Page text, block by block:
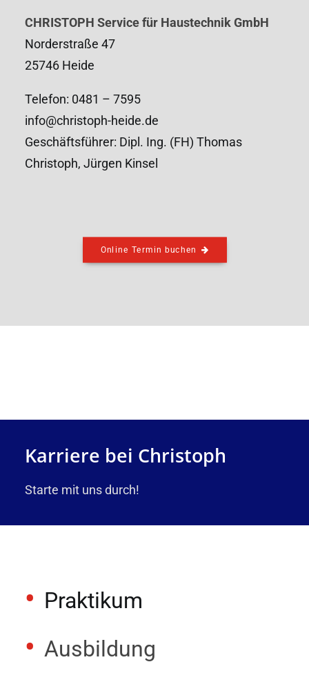
CHRISTOPH Service für Haustechnik GmbH
Norderstraße 47
25746 Heide
Telefon: 0481 – 7595
info@christoph-heide.de
Geschäftsführer: Dipl. Ing. (FH) Thomas
Christoph, Jürgen Kinsel
Online Termin buchen
Karriere bei Christoph
Starte mit uns durch!
Praktikum
Ausbildung